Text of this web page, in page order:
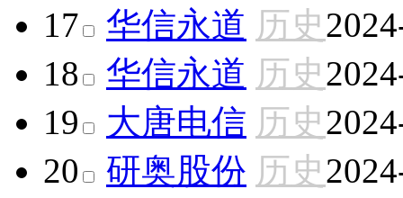
17
华信永道 历史
18
华信永道 历史
19
大唐电信 历史
20
研奥股份 历史